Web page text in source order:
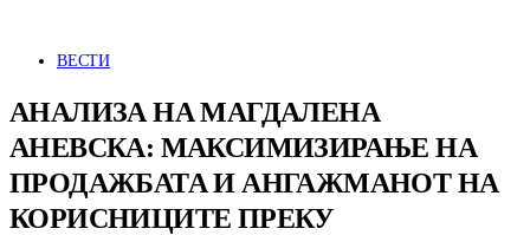
ВЕСТИ
АНАЛИЗА НА МАГДАЛЕНА
АНЕВСКА: МАКСИМИЗИРАЊЕ НА
ПРОДАЖБАТА И АНГАЖМАНОТ НА
КОРИСНИЦИТЕ ПРЕКУ